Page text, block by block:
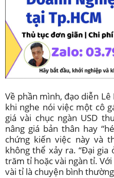
Về phần mình, đạo diễn
khi nghe nói việc một cô
giá vài chục ngàn USD
nâng giá bản thân hay
chứng kiến việc này và
không thể xảy ra. “Đại gia
trăm tỉ hoặc vài ngàn tỉ.
vài tỉ là chuyện bình